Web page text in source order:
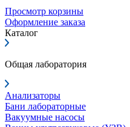
Просмотр корзины
Оформление заказа
Каталог
Общая лаборатория
Анализаторы
Бани лабораторные
Вакуумные насосы